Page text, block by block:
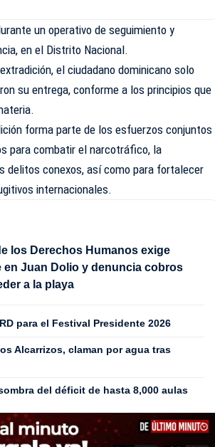
un operativo de seguimiento y
en el Distrito Nacional.
el ciudadano dominicano solo
su entrega, conforme a los principios que
forma parte de los esfuerzos conjuntos
para combatir el narcotráfico, la
delitos conexos, así como para fortalecer
internacionales.
los Derechos Humanos exige
Juan Dolio y denuncia cobros
a la playa
para el Festival Presidente 2026
Alcarrizos, claman por agua tras
del déficit de hasta 8,000 aulas